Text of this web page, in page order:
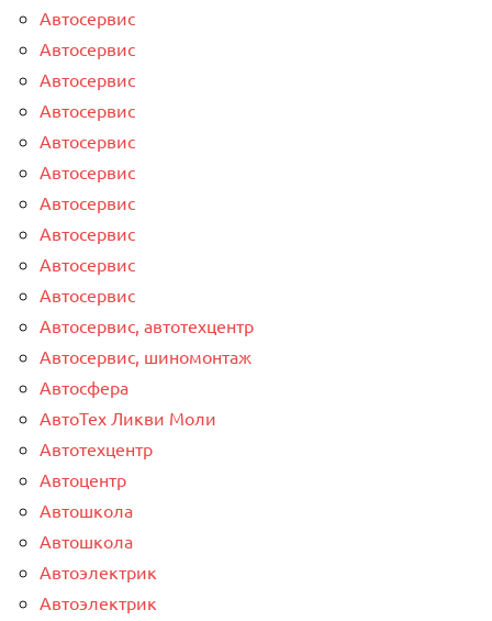
Автосервис
Автосервис
Автосервис
Автосервис
Автосервис
Автосервис
Автосервис
Автосервис
Автосервис
Автосервис
Автосервис, автотехцентр
Автосервис, шиномонтаж
Автосфера
АвтоТех Ликви Моли
Автотехцентр
Автоцентр
Автошкола
Автошкола
Автоэлектрик
Автоэлектрик